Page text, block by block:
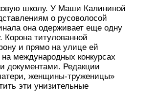
школу. У Маши Калининой
о русоволосой
она одерживает еще одну
титулованной
и прямо на улице ей
международных конкурсах
документами. Редакции
женщины-труженицы»
эти унизительные